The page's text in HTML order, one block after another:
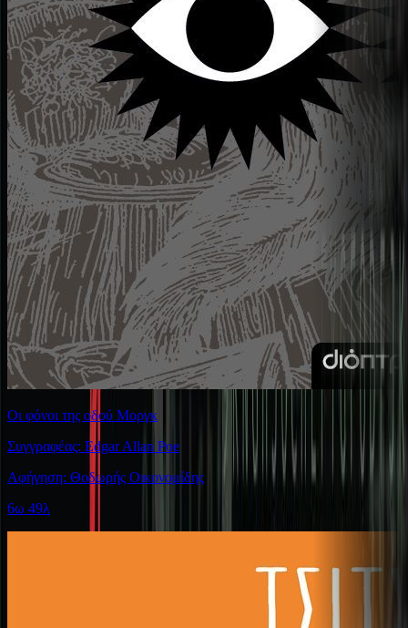
Οι φόνοι της οδού Μοργκ
Συγγραφέας: Edgar Allan Poe
Αφήγηση: Θοδωρής Οικονομίδης
6ω 49λ